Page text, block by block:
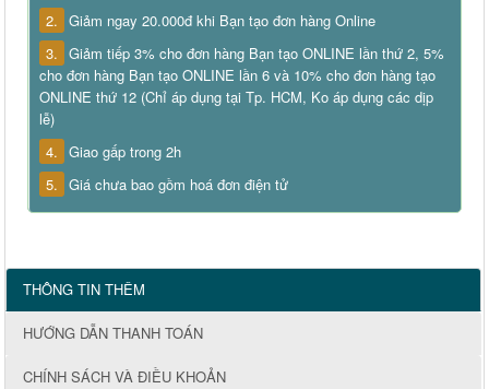
2. Giảm ngay 20.000đ khi Bạn tạo đơn hàng Online
3. Giảm tiếp 3% cho đơn hàng Bạn tạo ONLINE lần thứ 2, 5%
cho đơn hàng Bạn tạo ONLINE lần 6 và 10% cho đơn hàng tạo
ONLINE thứ 12 (Chỉ áp dụng tại Tp. HCM, Ko áp dụng các dịp
lễ)
4. Giao gấp trong 2h
5. Giá chưa bao gồm hoá đơn điện tử
THÔNG TIN THÊM
HƯỚNG DẪN THANH TOÁN
CHÍNH SÁCH VÀ ĐIỀU KHOẢN